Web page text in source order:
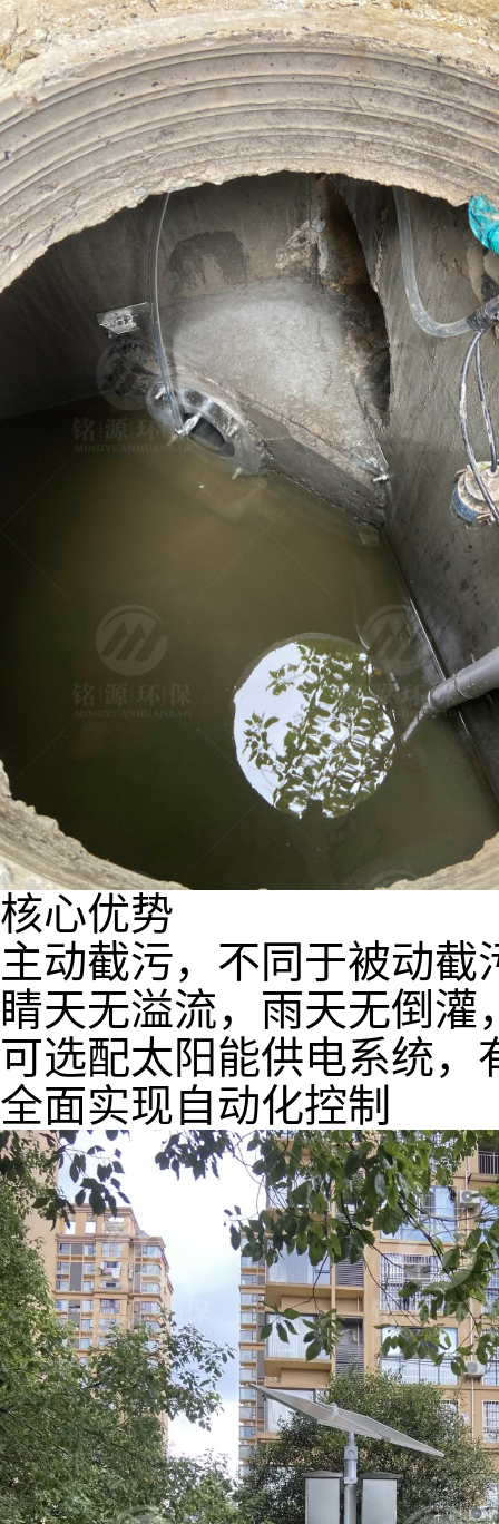
核心优势
主动截污，不同于被动截
睛天无溢流，雨天无倒灌
可选配太阳能供电系统，
全面实现自动化控制